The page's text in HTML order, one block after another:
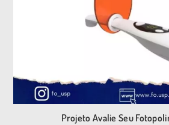
Projeto Avalie Seu